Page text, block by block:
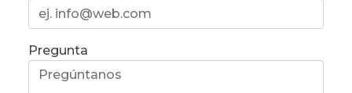
Pregunta